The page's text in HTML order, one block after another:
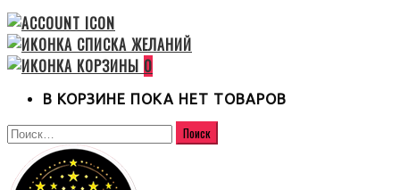
0
В КОРЗИНЕ ПОКА НЕТ ТОВАРОВ